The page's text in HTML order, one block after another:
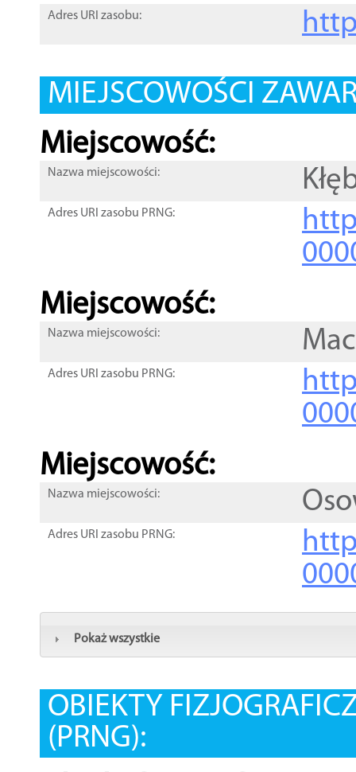
Adres URI zasobu:
MIEJSCOWOŚCI
Miejscowość:
Nazwa miejscowości:
Adres URI zasobu PRNG:
Miejscowość:
Nazwa miejscowości:
Adres URI zasobu PRNG:
Miejscowość:
Nazwa miejscowości:
Adres URI zasobu PRNG:
Pokaż wszystkie
OBIEKTY
(PRNG):